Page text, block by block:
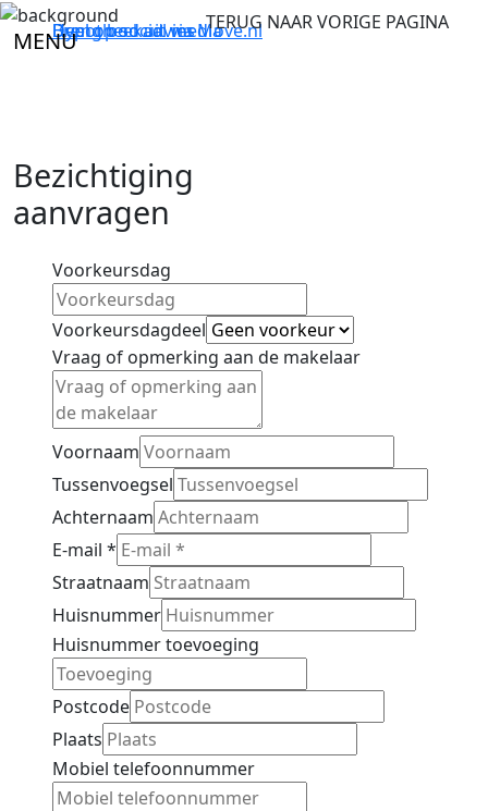
MENU
TERUG NAAR VORIGE PAGINA
Breng bod uit viaMove.nl
Hypotheekadvies
Deel op social media
Bezichtiging
aanvragen
Voorkeursdag
Voorkeursdagdeel
Vraag of opmerking aan de makelaar
Voornaam
Tussenvoegsel
Achternaam
E-mail *
Straatnaam
Huisnummer
Huisnummer toevoeging
Postcode
Plaats
Mobiel telefoonnummer